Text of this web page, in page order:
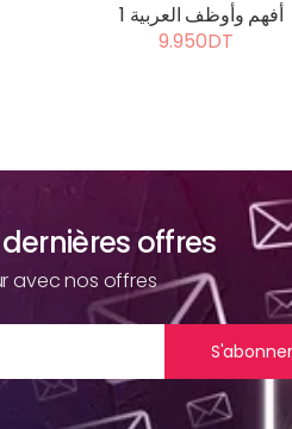
أفهم وأوظف العربية 1
9.950DT
offres
avec nos offres
S'abonner